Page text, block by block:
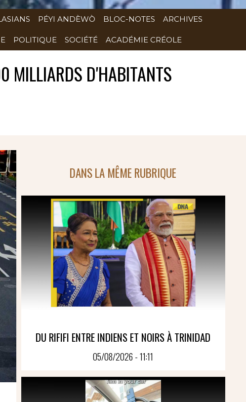
PÉYI ANDÈWÒ BLOC-NOTES ARCHIVES
POLITIQUE SOCIÉTÉ ACADÉMIE CRÉOLE
MILLIARDS D'HABITANTS
DANS LA MÊME RUBRIQUE
DU RIFIFI ENTRE INDIENS ET NOIRS À TRINIDAD
05/08/2026 - 11:11